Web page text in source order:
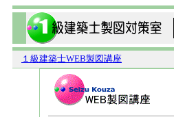
１級建築士WEB製図講座